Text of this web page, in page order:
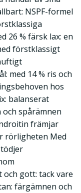
NSPF-formel
26 % färsk lax: en
förstklassigt
med 14 % ris och
hos
balanserat
spårämnen
främjar
rörligheten Med
gott: tack vare
färgämnen och